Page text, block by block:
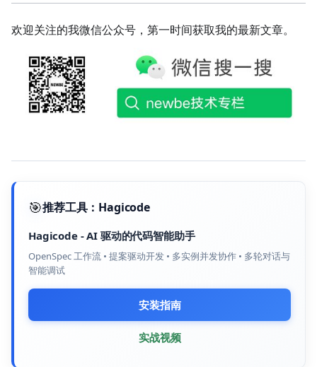
欢迎关注的我微信公众号，第一时间获取我的最新文章。
🎯推荐工具： Hagicode
Hagicode-AI 驱动的代码智能助手
OpenSpec 工作流 • 提案驱动开发 • 多实例并发协作 • 多轮对话与
智能调试
安装指南
实战视频